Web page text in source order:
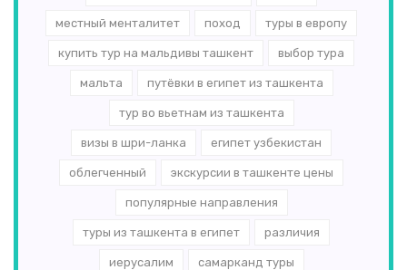
местный менталитет поход туры в европу
купить тур на мальдивы ташкент выбор тура
мальта путёвки в египет из ташкента
тур во вьетнам из ташкента
визы в шри-ланка египет узбекистан
облегченный экскурсии в ташкенте цены
популярные направления
туры из ташкента в египет различия
иерусалим самарканд туры